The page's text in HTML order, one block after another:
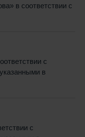
в соответствии с
с
в
с